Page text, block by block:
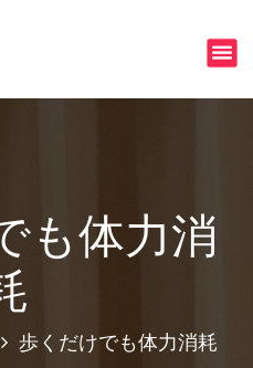
も体力消
歩くだけでも体力消耗